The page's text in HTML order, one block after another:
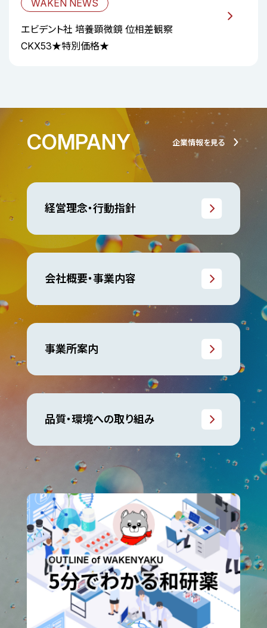
WAKEN NEWS
エビデント社 培養顕微鏡 位相差観察
CKX53★特別価格★
COMPANY 企業情報を見る
経営理念・行動指針
会社概要・事業内容
事業所案内
品質・環境への取り組み